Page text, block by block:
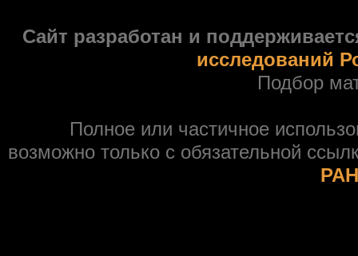
Сайт разработан и
исследований
Подбор
Полное или частичное
возможно только с обязательной